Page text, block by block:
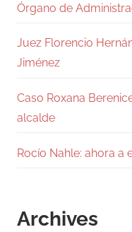
Órgano de
Juez Florencio
Jiménez
Caso Roxana
alcalde
Rocío Nahle: ahora a
Archives